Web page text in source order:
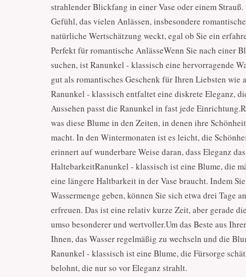
strahlender Blickfang in einer Vase oder einem
Gefühl, das vielen Anlässen, insbesondere
natürliche Wertschätzung weckt, egal ob Sie ein
Perfekt für romantische AnlässeWenn Sie nach einer
suchen, ist Ranunkel - klassisch eine hervorragende
gut als romantisches Geschenk für Ihren Liebsten
Ranunkel - klassisch entfaltet eine diskrete Eleganz,
Aussehen passt die Ranunkel in fast jede
was diese Blume in den Zeiten, in denen ihre
macht. In den Wintermonaten ist es leicht, die
erinnert auf wunderbare Weise daran, dass Eleganz
HaltebarkeitRanunkel - klassisch ist eine Blume, die
eine längere Haltbarkeit in der Vase braucht. Indem
Wassermenge geben, können Sie sich etwa drei Tage
erfreuen. Das ist eine relativ kurze Zeit, aber gerade
umso besonderer und wertvoller.Um das Beste aus
Ihnen, das Wasser regelmäßig zu wechseln und die
Ranunkel - klassisch ist eine Blume, die Fürsorge
belohnt, die nur so vor Eleganz strahlt.